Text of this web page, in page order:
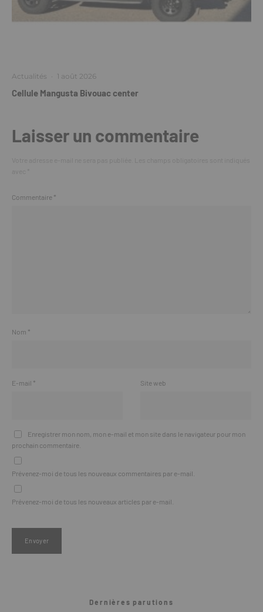
Actualités · 1 août 2026
Cellule Mangusta Bivouac center
Laisser un commentaire
Commentaire *
Nom *
E-mail * Site web
Enregistrer mon nom, mon e-mail et mon site dans le navigateur pour mon
prochain commentaire.
Prévenez-moi de tous les nouveaux commentaires par e-mail.
Prévenez-moi de tous les nouveaux articles par e-mail.
Dernières parutions